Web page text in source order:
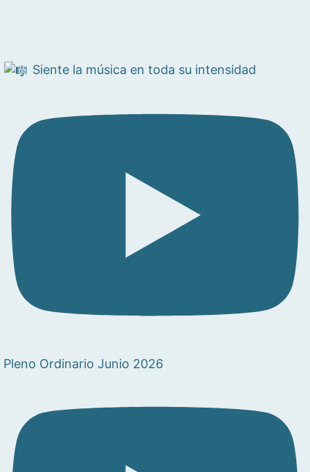
Siente la música en toda su intensidad
Pleno Ordinario Junio 2026